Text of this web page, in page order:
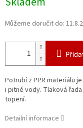
cena:
Můžeme doručit do:
Potrubí z PPR materiálu
i pitné vody. Tlaková
topení.
Detailní informace